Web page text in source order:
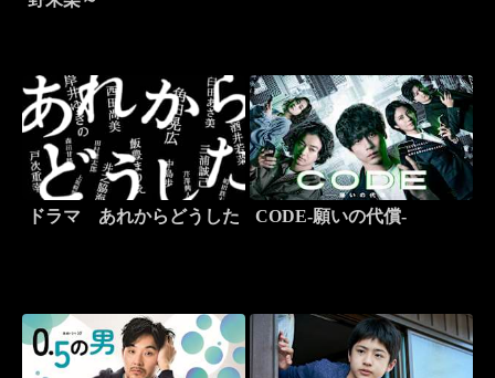
ドラマ あれからどうした CODE-願いの代償-